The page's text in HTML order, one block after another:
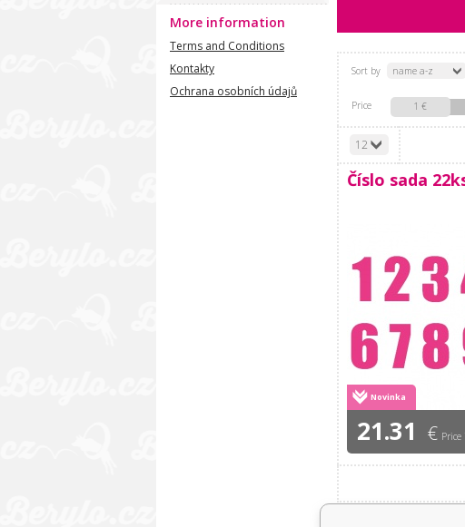
Sort by name a-z
Price 1 €
12
Číslo sada
Novinka
21.31 € Price
More information
Terms and Conditions
Kontakty
Ochrana osobních údajů